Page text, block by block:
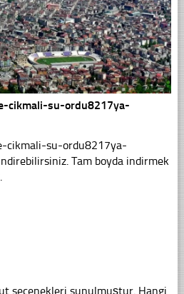
cikmali-su-ordu8217ya-
cikmali-su-ordu8217ya-
Tam boyda indirmek
seçenekleri sunulmuştur. Hangi